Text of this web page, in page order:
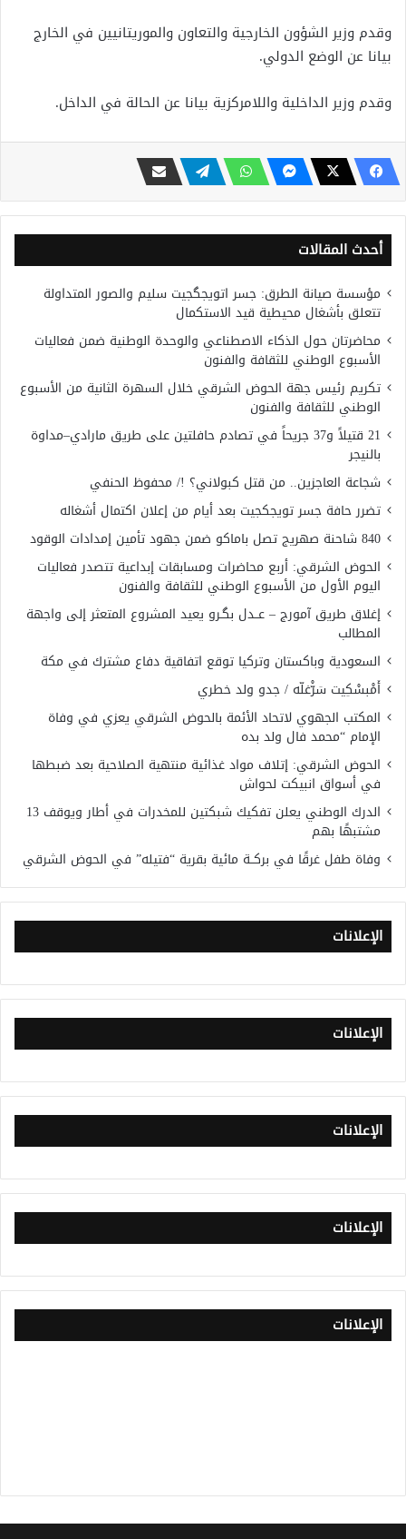
وقدم وزير الشؤون الخارجية والتعاون والموريتانيين في الخارج
بيانا عن الوضع الدولي.
وقدم وزير الداخلية واللامركزية بيانا عن الحالة في الداخل.
أحدث المقالات
مؤسسة صيانة الطرق: جسر اتويجگجيت سليم والصور المتداولة
تتعلق بأشغال محيطية قيد الاستكمال
محاضرتان حول الذكاء الاصطناعي والوحدة الوطنية ضمن فعاليات
الأسبوع الوطني للثقافة والفنون
تكريم رئيس جهة الحوض الشرقي خلال السهرة الثانية من الأسبوع
الوطني للثقافة والفنون
21 قتيلاً و37 جريحاً في تصادم حافلتين على طريق مارادي–مداوة
بالنيجر
شجاعة العاجزين.. من قتل كبولاني؟ !/ محفوظ الحنفي
تضرر حافة جسر تويجكجيت بعد أيام من إعلان اكتمال أشغاله
840 شاحنة صهريج تصل باماكو ضمن جهود تأمين إمدادات الوقود
الحوض الشرقي: أربع محاضرات ومسابقات إبداعية تتصدر فعاليات
اليوم الأول من الأسبوع الوطني للثقافة والفنون
إغلاق طريق آمورج – عــدل بگـرو يعيد المشروع المتعثر إلى واجهة
المطالب
السعودية وباكستان وتركيا توقع اتفاقية دفاع مشترك في مكة
أَمْبسْكِيت سَرّْغلّه / جدو ولد خطري
المكتب الجهوي لاتحاد الأئمة بالحوض الشرقي يعزي في وفاة
الإمام “محمد فال ولد بده
الحوض الشرقي: إتلاف مواد غذائية منتهية الصلاحية بعد ضبطها
في أسواق انبيكت لحواش
الدرك الوطني يعلن تفكيك شبكتين للمخدرات في أطار ويوقف 13
مشتبهًا بهم
وفاة طفل غرقًا في بركــة مائية بقرية “فتيله” في الحوض الشرقي
الإعلانات
الإعلانات
الإعلانات
الإعلانات
الإعلانات